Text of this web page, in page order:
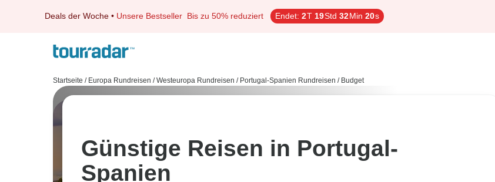
Deals der Woche • Unsere Bestseller Bis zu 50% reduziert Endet: 2T 19Std 32Min 19s
Startseite / Europa Rundreisen / Westeuropa Rundreisen / Portugal-Spanien Rundreisen / Budget
Günstige Reisen in Portugal-
Spanien